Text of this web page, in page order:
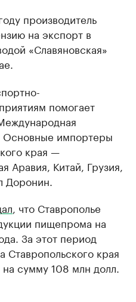
производитель
на экспорт в
«Славяновская»
помогает
Основные импортеры
края —
Аравия, Китай, Грузия,
Доронин.
, что Ставрополье
пищепрома на
За этот период
края
сумму 108 млн долл.